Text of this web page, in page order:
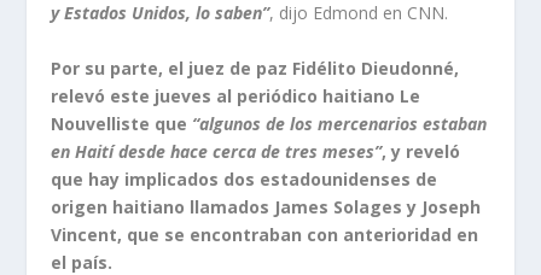
y Estados Unidos, lo saben”, dijo Edmond en CNN.
Por su parte, el juez de paz Fidélito Dieudonné,
relevó este jueves al periódico haitiano Le
Nouvelliste que “algunos de los mercenarios estaban
en Haití desde hace cerca de tres meses”, y reveló
que hay implicados dos estadounidenses de
origen haitiano llamados James Solages y Joseph
Vincent, que se encontraban con anterioridad en
el país.